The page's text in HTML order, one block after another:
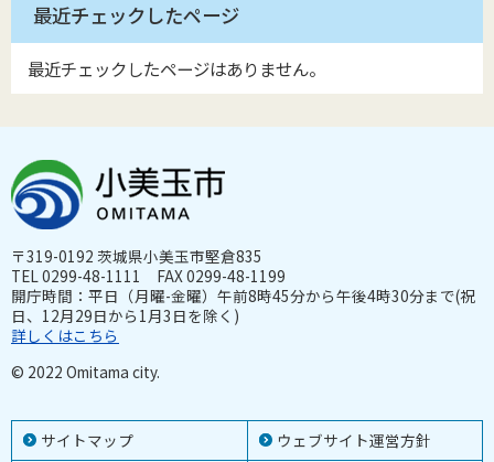
最近チェックしたページ
最近チェックしたページはありません。
サイトマップ ウェブサイト運営方針
〒319-0192 茨城県小美玉市堅倉835
TEL 0299-48-1111 FAX 0299-48-1199
開庁時間：平日（月曜-金曜）午前8時45分から午後4時30分まで(祝
日、12月29日から1月3日を除く)
詳しくはこちら
© 2022 Omitama city.